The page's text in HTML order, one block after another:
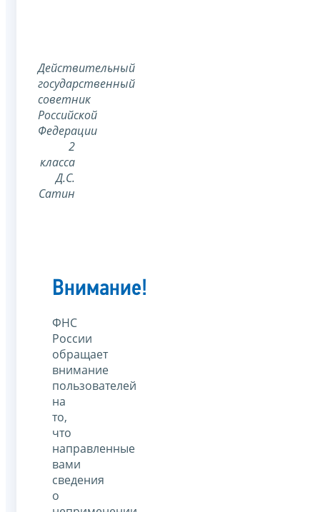
Действительный
государственный
советник
Российской
Федерации
2
класса
Д.С.
Сатин
Внимание!
ФНС
России
обращает
внимание
пользователей
на
то,
что
направленные
вами
сведения
о